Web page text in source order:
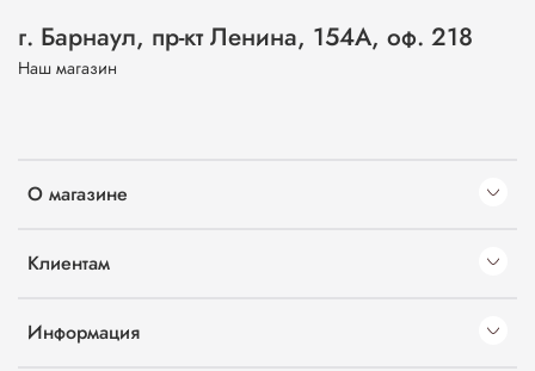
О магазине
Клиентам
Информация
г. Барнаул, пр-кт Ленина, 154А, оф. 218
Наш магазин